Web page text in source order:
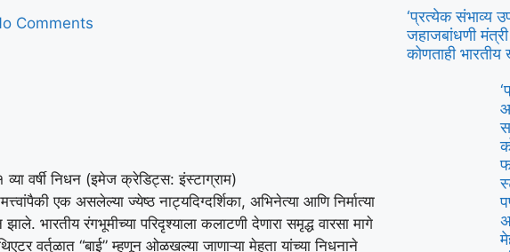
Comments
व्या वर्षी निधन (इमेज क्रेडिट्स: इंस्टाग्राम)
एक असलेल्या ज्येष्ठ नाट्यदिग्दर्शिका, अभिनेत्या आणि निर्मात्या
भारतीय रंगभूमीच्या परिदृश्याला कलाटणी देणारा समृद्ध वारसा मागे
वर्तुळात “बाई” म्हणून ओळखल्या जाणाऱ्या मेहता यांच्या निधनाने
‘प्रत्येक संभाव्य
जहाजबांधणी
कोणताही